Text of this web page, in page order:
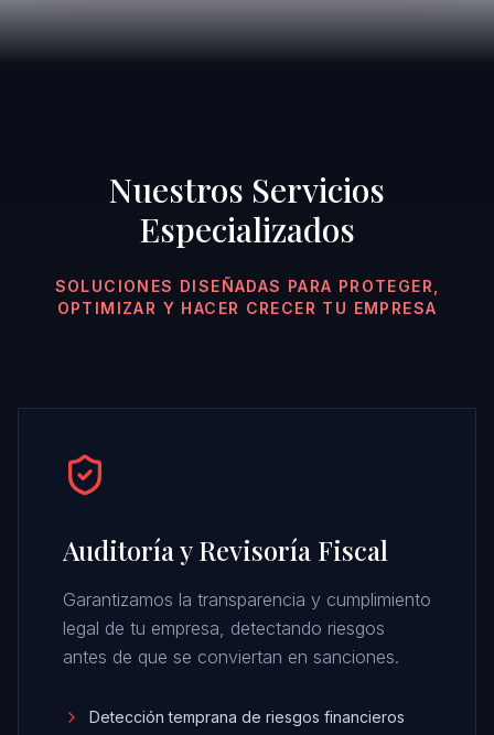
Nuestros Servicios
Especializados
SOLUCIONES DISEÑADAS PARA PROTEGER,
OPTIMIZAR Y HACER CRECER TU EMPRESA
Auditoría y Revisoría Fiscal
Garantizamos la transparencia y cumplimiento
legal de tu empresa, detectando riesgos
antes de que se conviertan en sanciones.
Detección temprana de riesgos financieros